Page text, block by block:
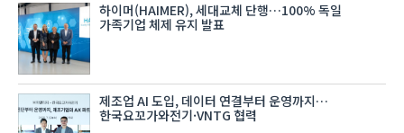
하이머(HAIMER), 세대교체 단행…100% 독일
가족기업 체제 유지 발표
제조업 AI 도입, 데이터 연결부터 운영까지…
한국요꼬가와전기·VNTG 협력